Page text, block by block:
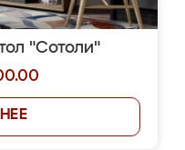
"Сотоли"